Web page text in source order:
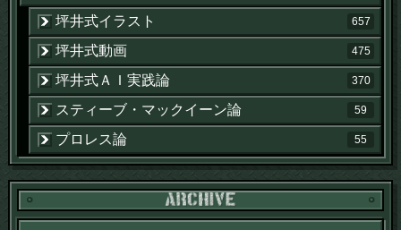
坪井式イラスト 657
坪井式動画 475
坪井式ＡＩ実践論 370
スティーブ・マックイーン論 59
プロレス論 55